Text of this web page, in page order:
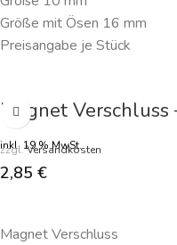
Größe mit Ösen 16 mm
Preisangabe je Stück
Magnet Verschluss
inkl. 19 % MwSt.
zzgl.Versandkosten
2,85 €
Magnet Verschluss